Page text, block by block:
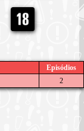
Episódios
2